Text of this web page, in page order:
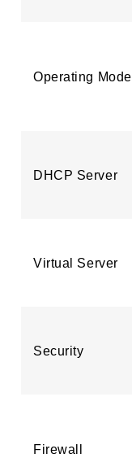
Operating Mode
DHCP Server
Virtual Server
Security
Firewall